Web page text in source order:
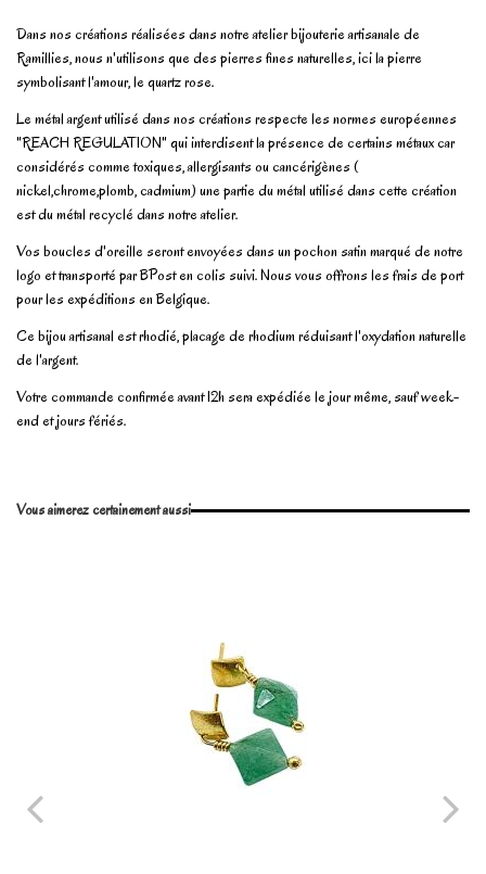
Dans nos créations réalisées dans notre atelier bijouterie artisanale de
Ramillies, nous n'utilisons que des pierres fines naturelles, ici la pierre
symbolisant l'amour, le quartz rose.
Le métal argent utilisé dans nos créations respecte les normes européennes
"REACH REGULATION" qui interdisent la présence de certains métaux car
considérés comme toxiques, allergisants ou cancérigènes (
nickel,chrome,plomb, cadmium) une partie du métal utilisé dans cette création
est du métal recyclé dans notre atelier.
Vos boucles d'oreille seront envoyées dans un pochon satin marqué de notre
logo et transporté par BPost en colis suivi. Nous vous offrons les frais de port
pour les expéditions en Belgique.
Ce bijou artisanal est rhodié, placage de rhodium réduisant l'oxydation naturelle
de l'argent.
Votre commande confirmée avant 12h sera expédiée le jour même, sauf week-
end et jours fériés.
Marque
Vous aimerez certainement aussi